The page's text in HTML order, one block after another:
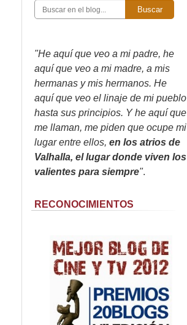
Buscar
"He aquí que veo a mi padre, he
aquí que veo a mi madre, a mis
hermanas y mis hermanos. He
aquí que veo el linaje de mi pueblo
hasta sus principios. Y he aquí que
me llaman, me piden que ocupe mi
lugar entre ellos, en los atrios de
Valhalla, el lugar donde viven los
valientes para siempre".
RECONOCIMIENTOS